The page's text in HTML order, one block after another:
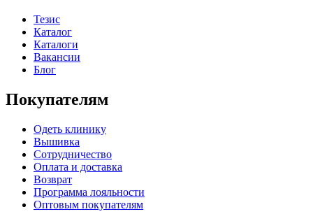
Тезис
Каталог
Каталоги
Вакансии
Блог
Покупателям
Одеть клинику
Вышивка
Сотрудничество
Оплата и доставка
Возврат
Программа лояльности
Оптовым покупателям